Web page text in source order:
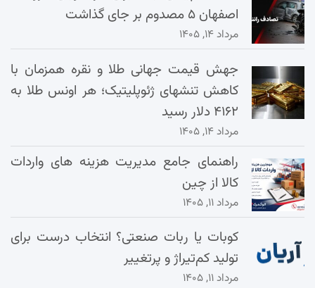
اصفهان ۵ مصدوم بر جای گذاشت
مرداد ۱۴, ۱۴۰۵
جهش قیمت جهانی طلا و نقره همزمان با
کاهش تنشهای ژئوپلیتیک؛ هر اونس طلا به
۴۱۶۲ دلار رسید
مرداد ۱۴, ۱۴۰۵
راهنمای جامع مدیریت هزینه‌ های واردات
کالا از چین
مرداد ۱۱, ۱۴۰۵
کوبات یا ربات صنعتی؟ انتخاب درست برای
تولید کم‌تیراژ و پرتغییر
مرداد ۱۱, ۱۴۰۵